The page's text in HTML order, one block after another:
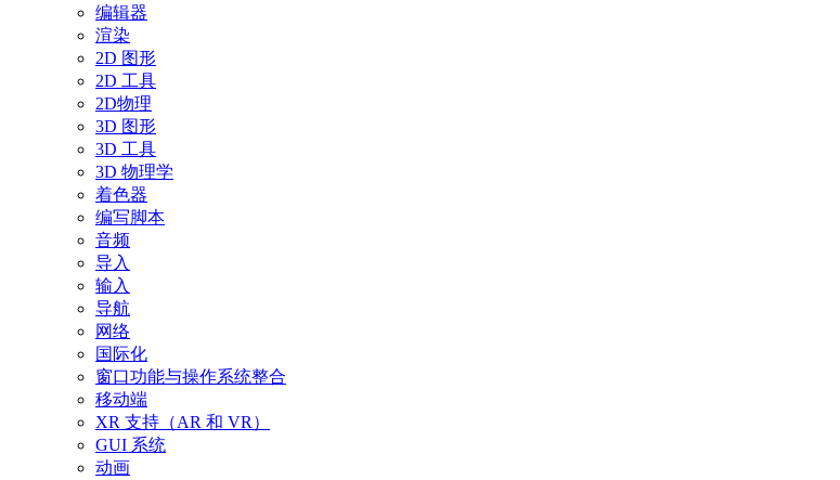
编辑器
渲染
2D 图形
2D 工具
2D物理
3D 图形
3D 工具
3D 物理学
着色器
编写脚本
音频
导入
输入
导航
网络
国际化
窗口功能与操作系统整合
移动端
XR 支持（AR 和 VR）
GUI 系统
动画